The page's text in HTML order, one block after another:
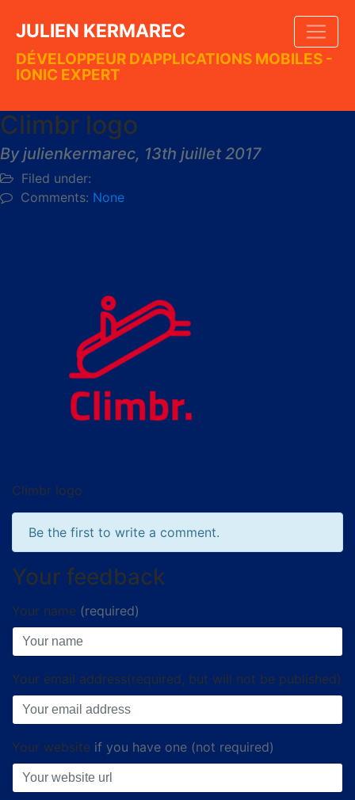
JULIEN KERMAREC
DÉVELOPPEUR D'APPLICATIONS MOBILES -
IONIC EXPERT
Climbr logo
By julienkermarec, 13th juillet 2017
Filed under:
Comments: None
Climbr logo
Be the first to write a comment.
Your feedback
Your name (required)
Your email address(required, but will not be published)
Your website if you have one (not required)